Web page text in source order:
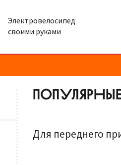
Электровелосипед
своими руками
Для переднего